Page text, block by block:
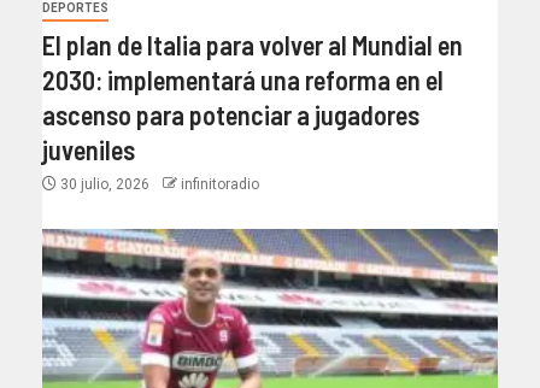
DEPORTES
El plan de Italia para volver al Mundial en
2030: implementará una reforma en el
ascenso para potenciar a jugadores
juveniles
30 julio, 2026 infinitoradio